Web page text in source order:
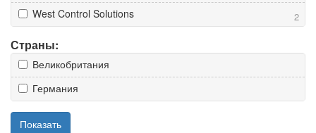
2
West Control Solutions
Страны:
Великобритания
Германия
Показать